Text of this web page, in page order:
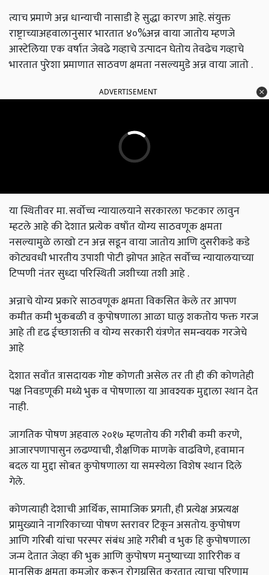
त्याच प्रमाणे अन्न धान्याची नासाडी हे सुद्धा कारण आहे. संयुक्त
राष्ट्राच्याअहवालानुसार भारतात ४०%अन्न वाया जातोय म्हणजे
आस्टेलिया एक वर्षात जेवढे गव्हाचे उत्पादन घेतोय तेवढेच गव्हाचे
भारतात पुरेशा प्रमाणात साठवण क्षमता नसल्यमुडे अन्न वाया जातो .
ADVERTISEMENT
या स्थितीवर मा. सर्वोच्च न्यायालयाने सरकारला फटकार लावुन
म्हटले आहे की देशात प्रत्येक वषाँत योग्य साठवणूक क्षमता
नसल्यामुळे लाखो टन अन्न सडून वाया जातोय आणि दुसरीकडे कडे
कोट्यवधी भारतीय उपाशी पोटी झोपत आहेत सर्वोच्च न्यायालयाच्या
टिप्पणी नंतर सुध्दा परिस्थिती जशीच्या तशी आहे .
अन्नाचे योग्य प्रकारे साठवणूक क्षमता विकसित केले तर आपण
कमीत कमी भुकबळी व कुपोषणाला आळा घालु शकतोय फक्त गरज
आहे ती दृढ ईच्छाशक्ती व योग्य सरकारी यंत्रणेत समन्वयक गरजेचे
आहे
देशात सवाँत त्रासदायक गोष्ट कोणती असेल तर ती ही की कोणतेही
पक्ष निवडणूकी मध्ये भुक व पोषणाला या आवश्यक मुद्दाला स्थान देत
नाही.
जागतिक पोषण अहवाल २०१७ म्हणतोय की गरीबी कमी करणे,
आजारपणापासुन लढण्याची, शैक्षणिक माणके वाढविणे, हवामान
बदल या मुद्दा सोबत कुपोषणाला या समस्येला विशेष स्थान दिले
गेले.
कोणत्याही देशाची आर्थिक, सामाजिक प्रगती, ही प्रत्येक्ष अप्रत्यक्ष
प्रामुख्याने नागरिकाच्या पोषण स्तरावर टिकून असतोय. कुपोषण
आणि गरिबी यांचा परस्पर संबंध आहे गरीबी व भुक हि कुपोषणाला
जन्म देतात जेव्हा की भुक आणि कुपोषण मनुष्याच्या शारिरीक व